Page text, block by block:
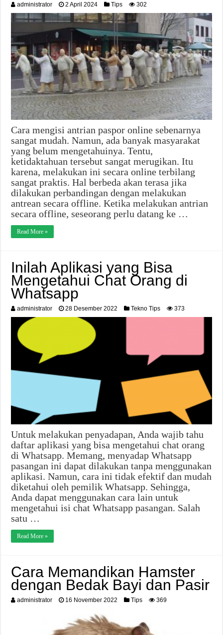
administrator 2 April 2024 Tips 302
Cara mengisi antrian paspor online sebenarnya
sangat mudah. Namun, ada banyak masyarakat
yang belum mengetahuinya. Tentu,
ketidaktahuan tersebut sangat merugikan. Itu
karena, melakukan ini secara online terbilang
sangat praktis. Hal berbeda akan terasa jika
dilakukan perbandingan dengan melakukan
antrean secara offline. Ketika melakukan antrian
secara offline, seseorang perlu datang ke …
Read More »
Inilah Aplikasi yang Bisa
Mengetahui Chat Orang di
Whatsapp
administrator 28 Desember 2022 Tekno Tips 373
Untuk melakukan penyadapan, Anda wajib tahu
daftar aplikasi yang bisa mengetahui chat orang
di Whatsapp. Memang, menyadap Whatsapp
pasangan ini dapat dilakukan tanpa menggunakan
aplikasi. Namun, cara ini tidak efektif dan mudah
diketahui oleh pemilik Whatsapp. Sehingga,
Anda dapat menggunakan cara lain untuk
mengetahui isi chat Whatsapp pasangan. Salah
satu …
Read More »
Cara Memandikan Hamster
dengan Bedak Bayi dan Pasir
administrator 16 November 2022 Tips 369